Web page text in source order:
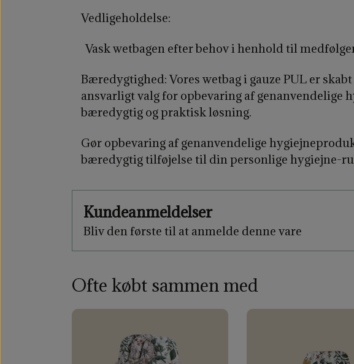
Vedligeholdelse:
Vask wetbagen efter behov i henhold til
Bæredygtighed:Vores wetbag i gauze PUL er
ansvarligt valg for opbevaring af
bæredygtig og praktisk løsning.
Gør opbevaring af genanvendelige
bæredygtig tilføjelse til din personlige hygiejne-
Kundeanmeldelser
Bliv den første til at anmelde denne vare
Ofte købt sammen med